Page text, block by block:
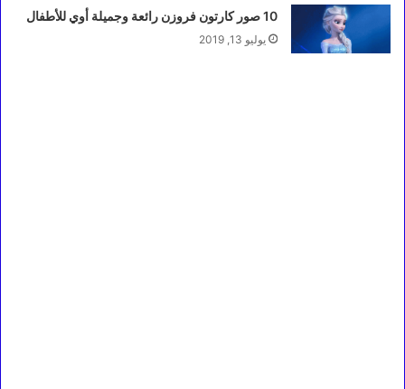
10 صور كارتون فروزن رائعة وجميلة أوي للأطفال
يوليو 13, 2019